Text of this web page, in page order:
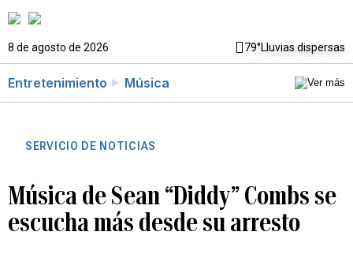
8 de agosto de 2026 79°Lluvias dispersas
Entretenimiento Música
SERVICIO DE NOTICIAS
Música de Sean “Diddy” Combs se
escucha más desde su arresto